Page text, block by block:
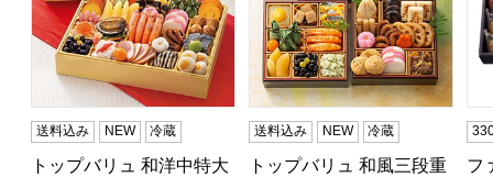
送料込み NEW 冷蔵
トップバリュ 和洋中特大
送料込み NEW 冷蔵
トップバリュ 和風三段重
フ